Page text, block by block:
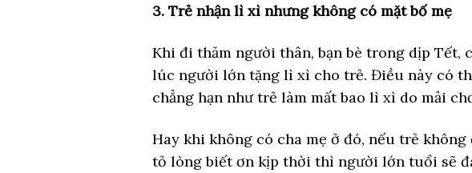
3. Trẻ nhận lì xì nhưng không có mặt bố mẹ
Khi đi thăm người thân, bạn bè trong dịp Tết,
lúc người lớn tặng lì xì cho trẻ. Điều này có
chẳng hạn như trẻ làm mất bao lì xì do mải
Hay khi không có cha mẹ ở đó, nếu trẻ
tỏ lòng biết ơn kịp thời thì người lớn tuổi sẽ